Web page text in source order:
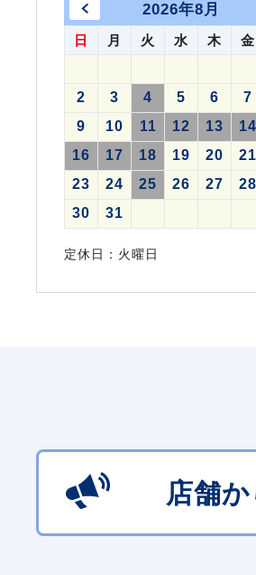
2026年8月
日 月 火 水 木 金
2
3 4 5 6 7
9
10 11 12 13 14
16
17 18 19 20 21
23
24 25 26 27 28
30
31
定休日：火曜日
店舗